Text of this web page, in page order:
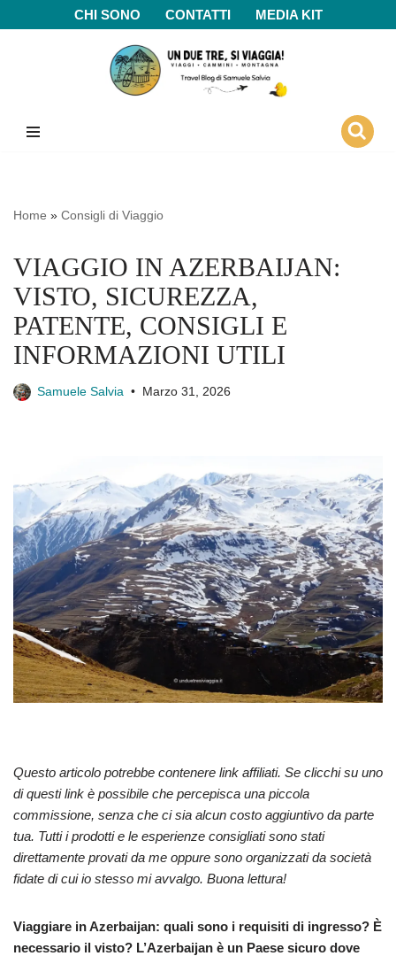
CHI SONO CONTATTI MEDIA KIT
Home » Consigli di Viaggio
VIAGGIO IN AZERBAIJAN:
VISTO, SICUREZZA,
PATENTE, CONSIGLI E
INFORMAZIONI UTILI
Samuele Salvia Marzo 31, 2026
Questo articolo potrebbe contenere link affiliati. Se clicchi su uno
di questi link è possibile che percepisca una piccola
commissione, senza che ci sia alcun costo aggiuntivo da parte
tua. Tutti i prodotti e le esperienze consigliati sono stati
direttamente provati da me oppure sono organizzati da società
fidate di cui io stesso mi avvalgo. Buona lettura!
Viaggiare in Azerbaijan: quali sono i requisiti di ingresso? È
necessario il visto? L’Azerbaijan è un Paese sicuro dove